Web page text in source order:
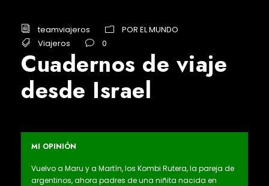
teamviajeros
POR EL MUNDO
Viajeros
0
Cuadernos de viaje
desde Israel
MI OPINIÓN
Vuelvo a Maru y a Martín, los Kombi Rutera, la pareja de
argentinos, ahora padres de una niñita nacida en